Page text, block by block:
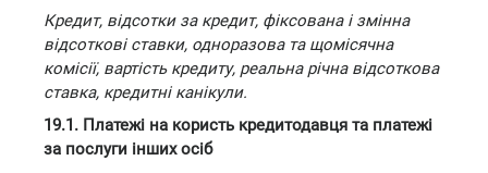
Кредит, відсотки за кредит, фіксована і змінна
відсоткові ставки, одноразова та щомісячна
комісії, вартість кредиту, реальна річна відсоткова
ставка, кредитні канікули.
19.1. Платежі на користь кредитодавця та платежі
за послуги інших осіб